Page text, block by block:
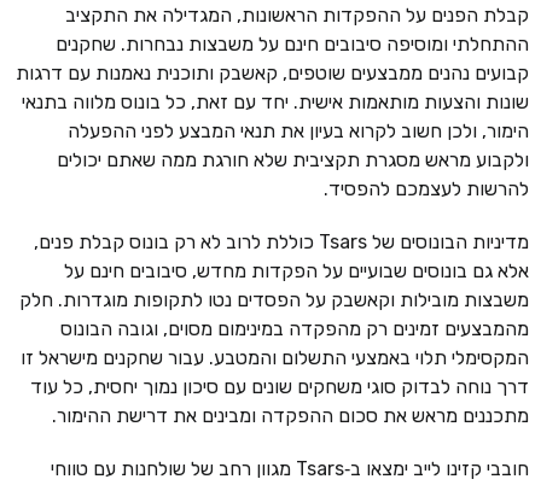
קבלת הפנים על ההפקדות הראשונות, המגדילה את התקציב
ההתחלתי ומוסיפה סיבובים חינם על משבצות נבחרות. שחקנים
קבועים נהנים ממבצעים שוטפים, קאשבק ותוכנית נאמנות עם דרגות
שונות והצעות מותאמות אישית. יחד עם זאת, כל בונוס מלווה בתנאי
הימור, ולכן חשוב לקרוא בעיון את תנאי המבצע לפני ההפעלה
ולקבוע מראש מסגרת תקציבית שלא חורגת ממה שאתם יכולים
להרשות לעצמכם להפסיד.
מדיניות הבונוסים של Tsars כוללת לרוב לא רק בונוס קבלת פנים,
אלא גם בונוסים שבועיים על הפקדות מחדש, סיבובים חינם על
משבצות מובילות וקאשבק על הפסדים נטו לתקופות מוגדרות. חלק
מהמבצעים זמינים רק מהפקדה במינימום מסוים, וגובה הבונוס
המקסימלי תלוי באמצעי התשלום והמטבע. עבור שחקנים מישראל זו
דרך נוחה לבדוק סוגי משחקים שונים עם סיכון נמוך יחסית, כל עוד
מתכננים מראש את סכום ההפקדה ומבינים את דרישת ההימור.
חובבי קזינו לייב ימצאו ב‑Tsars מגוון רחב של שולחנות עם טווחי